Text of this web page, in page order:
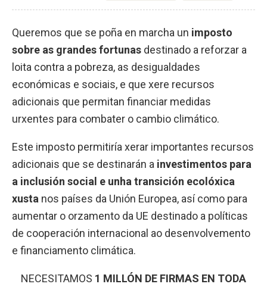
Queremos que se poña en marcha un imposto
sobre as grandes fortunas destinado a reforzar a
loita contra a pobreza, as desigualdades
económicas e sociais, e que xere recursos
adicionais que permitan financiar medidas
urxentes para combater o cambio climático.
Este imposto permitiría xerar importantes recursos
adicionais que se destinarán a investimentos para
a inclusión social e unha transición ecolóxica
xusta nos países da Unión Europea, así como para
aumentar o orzamento da UE destinado a políticas
de cooperación internacional ao desenvolvemento
e financiamento climática.
NECESITAMOS 1 MILLÓN DE FIRMAS EN TODA